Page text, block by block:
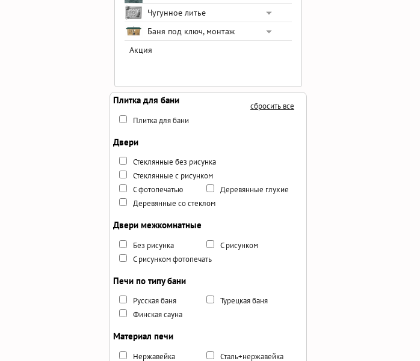
Чугунное литье
Баня под ключ, монтаж
Акция
сбросить все
Плитка для бани
Плитка для бани
Двери
Стеклянные без рисунка
Стеклянные с рисунком
С фотопечатью
Деревянные глухие
Деревянные со стеклом
Двери межкомнатные
Без рисунка
С рисунком
С рисунком фотопечать
Печи по типу бани
Русская баня
Турецкая баня
Финская сауна
Материал печи
Нержавейка Сталь+нержавейка